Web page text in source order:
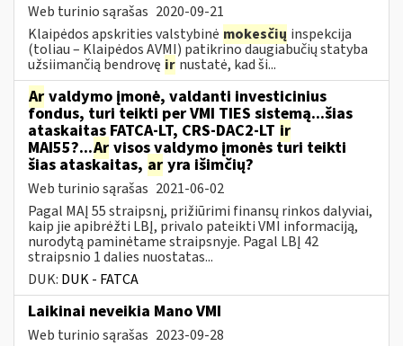
Web turinio sąrašas 2020-09-21
Klaipėdos apskrities valstybinė mokesčių inspekcija
(toliau – Klaipėdos AVMI) patikrino daugiabučių statyba
užsiimančią bendrovę ir nustatė, kad ši...
Ar valdymo įmonė, valdanti investicinius
fondus, turi teikti per VMI TIES sistemą...šias
ataskaitas FATCA-LT, CRS-DAC2-LT ir
MAI55?...Ar visos valdymo įmonės turi teikti
šias ataskaitas, ar yra išimčių?
Web turinio sąrašas 2021-06-02
Pagal MAĮ 55 straipsnį, prižiūrimi finansų rinkos dalyviai,
kaip jie apibrėžti LBĮ, privalo pateikti VMI informaciją,
nurodytą paminėtame straipsnyje. Pagal LBĮ 42
straipsnio 1 dalies nuostatas...
DUK: DUK - FATCA
Laikinai neveikia Mano VMI
Web turinio sąrašas 2023-09-28